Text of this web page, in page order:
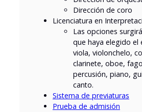
Dirección de coro
Licenciatura en
Las opciones
que haya elegido el
viola, violonchelo,
clarinete, oboe,
percusión, piano,
canto.
Sistema de previaturas
Prueba de admisión